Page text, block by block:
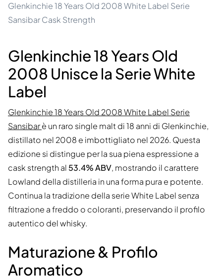
Glenkinchie 18 Years Old 2008 White Label Serie
Sansibar Cask Strength
Glenkinchie 18 Years Old
2008 Unisce la Serie White
Label
Glenkinchie 18 Years Old 2008 White Label Serie
Sansibarè un raro single malt di 18 anni di Glenkinchie,
distillato nel 2008 e imbottigliato nel 2026. Questa
edizione si distingue per la sua piena espressione a
cask strength al 53.4% ABV, mostrando il carattere
Lowland della distilleria in una forma pura e potente.
Continua la tradizione della serie White Label senza
filtrazione a freddo o coloranti, preservando il profilo
autentico del whisky.
Maturazione & Profilo
Aromatico